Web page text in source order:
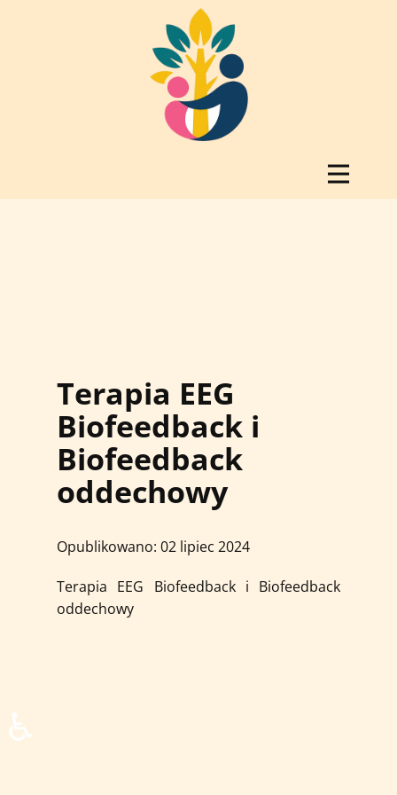
Terapia EEG
Biofeedback i
Biofeedback
oddechowy
Opublikowano: 02 lipiec 2024
Terapia EEG Biofeedback i Biofeedback
oddechowy